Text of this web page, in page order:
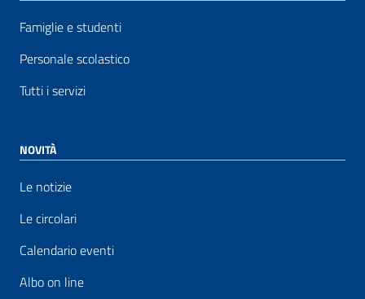
Famiglie e studenti
Personale scolastico
Tutti i servizi
NOVITÀ
Le notizie
Le circolari
Calendario eventi
Albo on line